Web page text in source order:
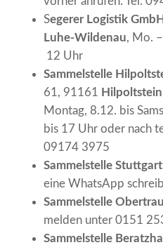
Segerer Logistik GmbH
Luhe-Wildenau, Mo.
12 Uhr
Sammelstelle
61, 91161 Hilpoltstein
Montag, 8.12. bis
bis 17 Uhr oder nach
09174 3975
Sammelstelle Stuttgart
eine WhatsApp
Sammelstelle
melden unter 0151
Sammelstelle